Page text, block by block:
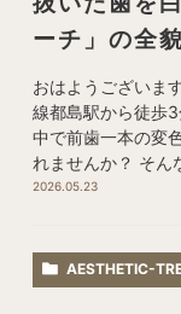
ーチ」の全
おはようございま
線都島駅から徒歩
中で前歯一本の変
れませんか？ そ
2026.05.23
AESTHETIC-